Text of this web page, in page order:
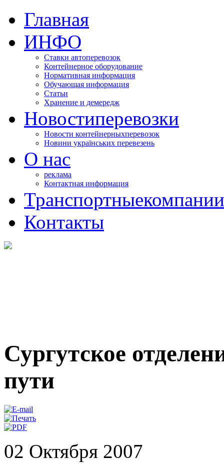
Главная
ИНФО
Ставки автоперевозок
Контейнерное оборудование
Нормативная информация
Обучающая информация
Статьи
Хранение и демередж
Новостиперевозки
Новости контейнерныхперевозок
Новини українських перевезень
О нас
реклама
Контактная информация
Транспортныекомпании
Контакты
Сургутское
пути
02 Октября 2007